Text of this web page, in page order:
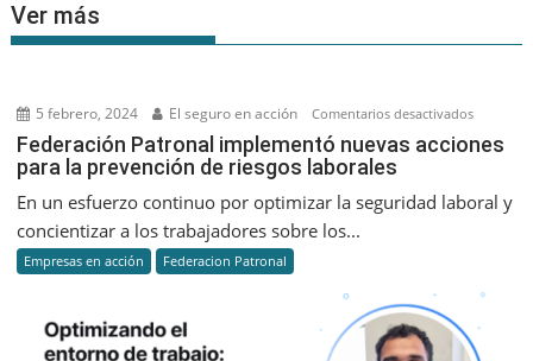
Ver más
5 febrero, 2024 El seguro en acción Comentarios desactivadosen
nuevas
la
de
Federación Patronal implementó nuevas acciones
para la prevención de riesgos laborales
En un esfuerzo continuo por optimizar la seguridad laboral y
concientizar a los trabajadores sobre los...
Empresas en acción Federacion Patronal